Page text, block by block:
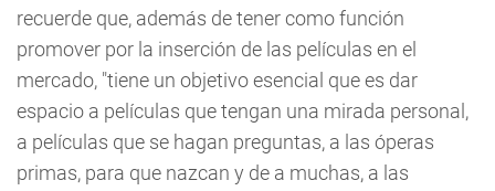
recuerde que, además de tener como función
promover por la inserción de las películas en el
mercado, "tiene un objetivo esencial que es dar
espacio a películas que tengan una mirada personal,
a películas que se hagan preguntas, a las óperas
primas, para que nazcan y de a muchas, a las